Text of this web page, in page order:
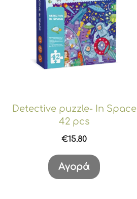
Detective puzzle- In Space
42 pcs
€15.80
Αγορά